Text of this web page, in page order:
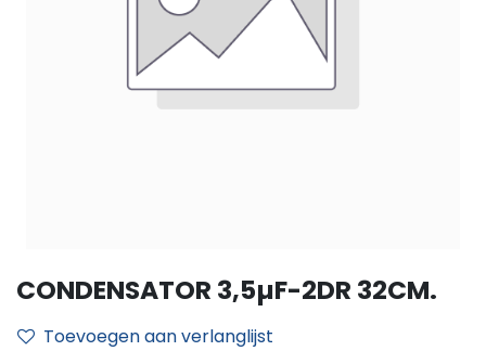
CONDENSATOR 3,5µF-2DR 32CM.
Toevoegen aan verlanglijst